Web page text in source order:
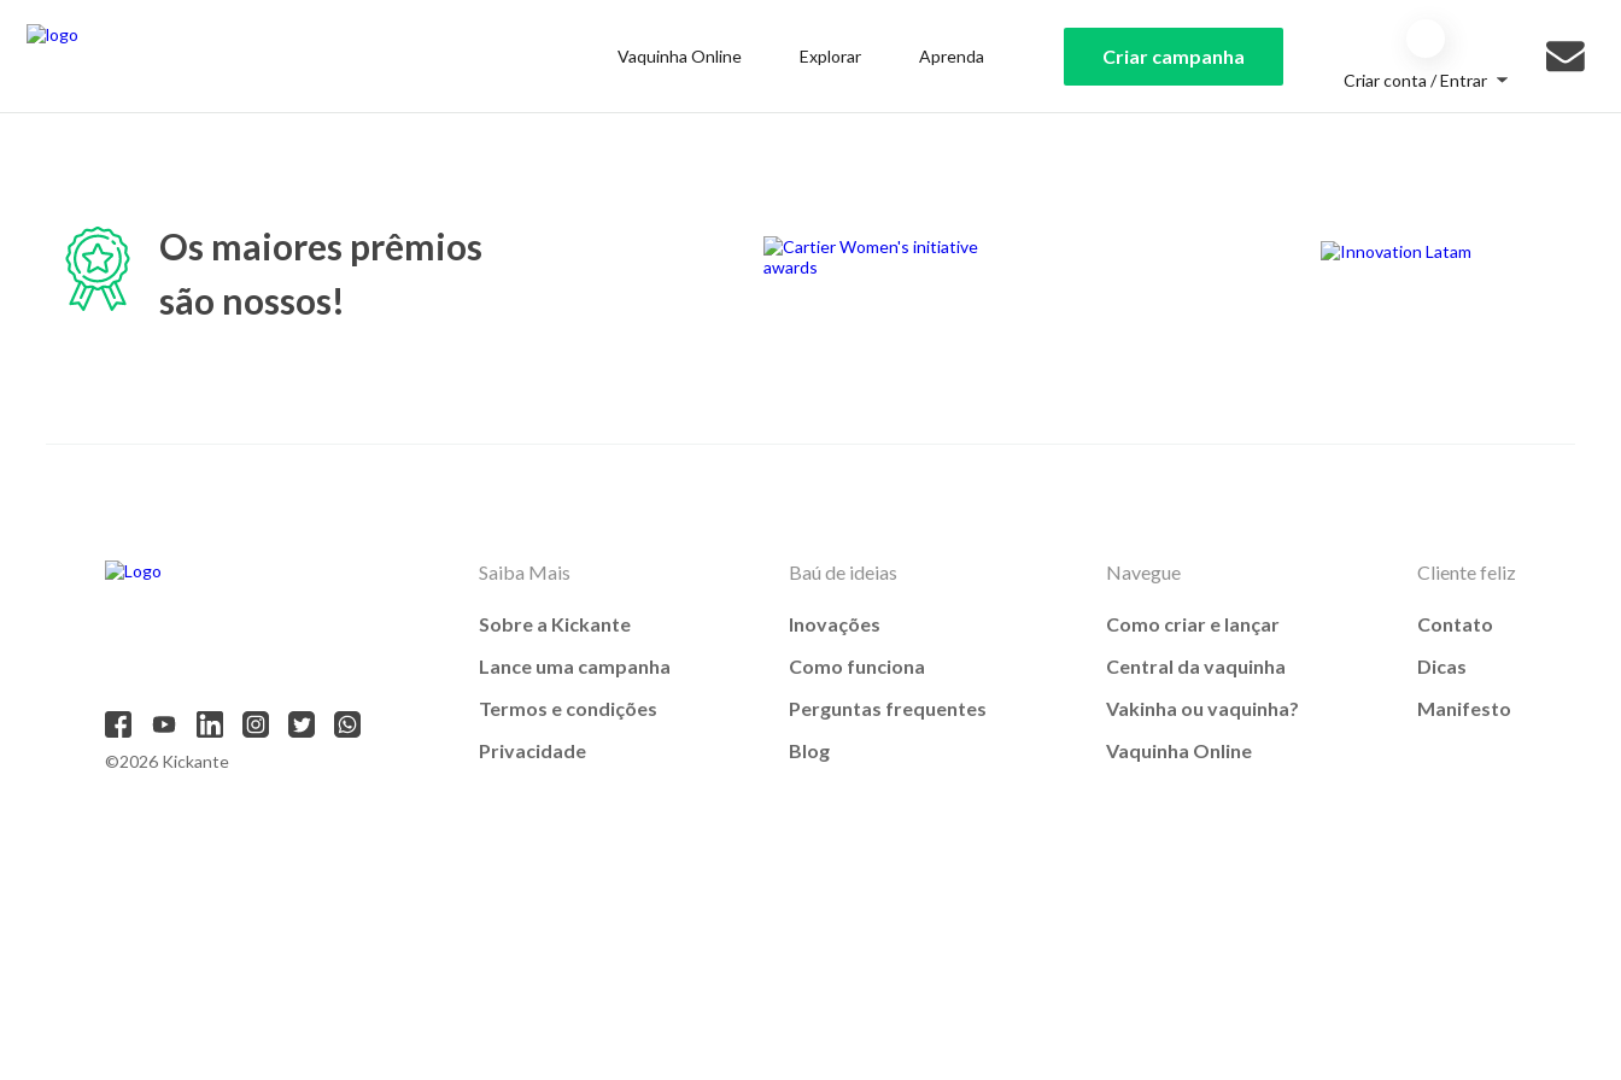
Vaquinha Online Explorar Aprenda Criar campanha
Criar conta / Entrar
Os maiores prêmios
são nossos!
©2026 Kickante
Saiba Mais
Sobre a Kickante
Lance uma campanha
Termos e condições
Privacidade
Baú de ideias
Inovações
Como funciona
Perguntas frequentes
Blog
Navegue
Como criar e lançar
Central da vaquinha
Vakinha ou vaquinha?
Vaquinha Online
Cliente feliz
Contato
Dicas
Manifesto